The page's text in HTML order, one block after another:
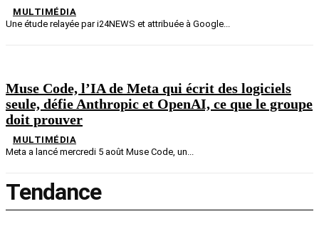
MULTIMÉDIA
Une étude relayée par i24NEWS et attribuée à Google...
Muse Code, l’IA de Meta qui écrit des logiciels
seule, défie Anthropic et OpenAI, ce que le groupe
doit prouver
MULTIMÉDIA
Meta a lancé mercredi 5 août Muse Code, un...
Tendance